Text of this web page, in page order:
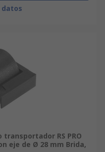
datos
RS PRO
eje de Ø 28 mm Brida,